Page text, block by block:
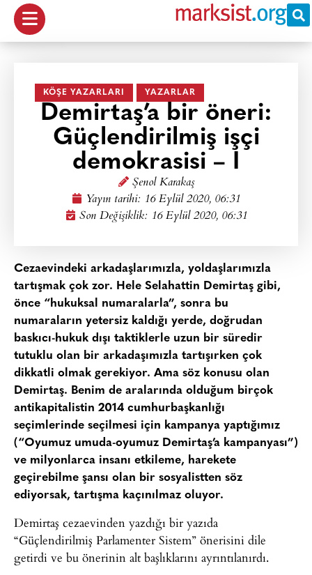
KÖŞE YAZARLARI YAZARLAR
Demirtaş’a bir öneri:
Güçlendirilmiş işçi
demokrasisi – I
Şenol Karakaş
Yayın tarihi: 16 Eylül 2020, 06:31
Son Değişiklik: 16 Eylül 2020, 06:31
Cezaevindeki arkadaşlarımızla, yoldaşlarımızla
tartışmak çok zor. Hele Selahattin Demirtaş gibi,
önce “hukuksal numaralarla”, sonra bu
numaraların yetersiz kaldığı yerde, doğrudan
baskıcı-hukuk dışı taktiklerle uzun bir süredir
tutuklu olan bir arkadaşımızla tartışırken çok
dikkatli olmak gerekiyor. Ama söz konusu olan
Demirtaş. Benim de aralarında olduğum birçok
antikapitalistin 2014 cumhurbaşkanlığı
seçimlerinde seçilmesi için kampanya yaptığımız
(“Oyumuz umuda-oyumuz Demirtaş’a kampanyası”)
ve milyonlarca insanı etkileme, harekete
geçirebilme şansı olan bir sosyalistten söz
ediyorsak, tartışma kaçınılmaz oluyor.
Demirtaş cezaevinden yazdığı bir yazıda
“Güçlendirilmiş Parlamenter Sistem” önerisini dile
getirdi ve bu önerinin alt başlıklarını ayrıntılanırdı.